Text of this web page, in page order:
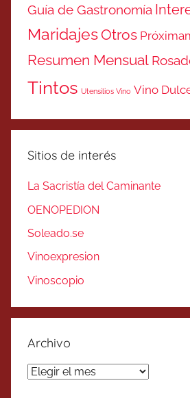
Guía de Gastronomía
MaridajesOtros
Resumen Mensual
Tintos Utensilios Vino Vino
Sitios de interés
La Sacristía del Caminante
OENOPEDION
Soleado.se
Vinoexpresion
Vinoscopio
Archivo
Archivo